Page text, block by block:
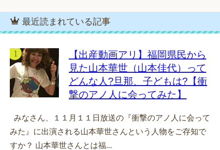
最近読まれている記事
【出産動画アリ】福岡県民から
見た山本華世（山本佳代）って
どんな人?旦那、子どもは?【衝
撃のアノ人に会ってみた】
みなさん、１１月１１日放送の『衝撃のアノ人に会って
みた』に出演される山本華世さんという人物をご存知で
すか？ 山本華世さんとは福...